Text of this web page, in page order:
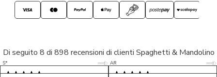
Di seguito 8 di 898 recensioni di clienti Spaghetti & Mandolino
S* 5/5
LP 5/5
AR 5/5
D* 5/5